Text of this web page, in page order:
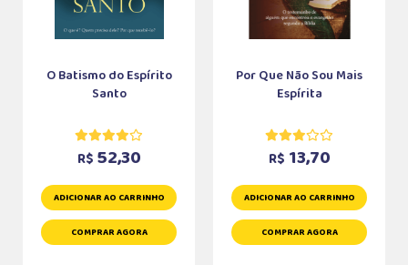
O Batismo do Espírito
Santo
R$ 52,30
ADICIONAR AO CARRINHO
COMPRAR AGORA
Por Que Não Sou Mais
Espírita
R$ 13,70
ADICIONAR AO CARRINHO
COMPRAR AGORA